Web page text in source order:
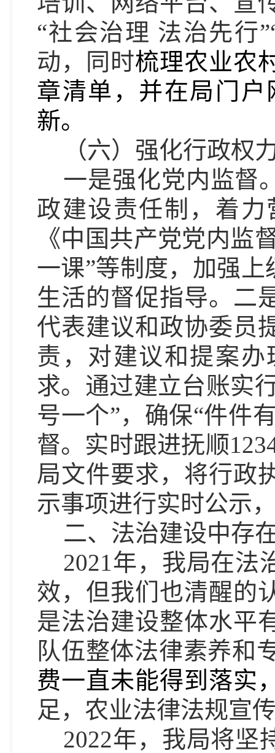
“社会治理 法治先行
动 ，同时梳理农业农
章清单，并在局门
新。
（六）强化行政权
一是强化党内监督
政建设责任制，着
《中国共产党党内监
一课”等制度，加强
生活的督促指导。二
代表建议和政协委员
责，对建议和提案
求。通过建立台账实
号一个”，确保“件件
督。实时跟进抚顺
局文件要求，将行政
示事项进行实时公示
二、法治建设中存
2021年， 我局在法
效， 但我们也清醒的
是法治建设整体水平
队伍整体法律素养和
费一直未能得到落实
足，农业法律法规宣
2022年，我局将坚